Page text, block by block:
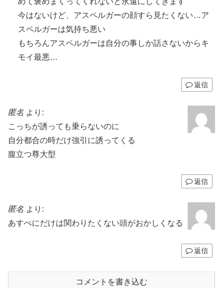
今はないけど、アスペルガーの顔すら見たくない…ア
スペルガーは気持ち悪い
もちろんアスペルガーは自分の事しか話さないからキ
モイ最悪…
返信
匿名 より:
こっちが誘っても乗らないのに
自分都合の時だけ強引に誘ってくる
腹立つ尊大型
返信
匿名 より:
あすぺにだけは関わりたくない頭がおかしくなる
返信
コメントを書き込む